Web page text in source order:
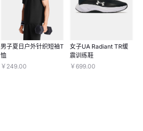
男子夏日户外针织短袖T
恤
￥249.00
女子UA Radiant TR缓
震训练鞋
￥699.00